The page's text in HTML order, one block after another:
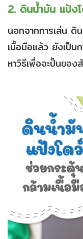
2. ดินน้ํามัน แป้ง
นอกจากการเล่น ดิ
เนื้อมือแล้ว ยังเป็น
หาวิธีเพื่อจะปั้นขอ